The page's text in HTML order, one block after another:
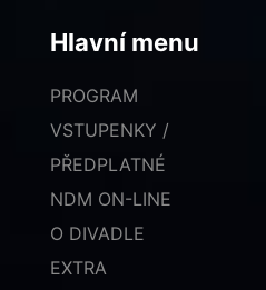
Hlavní menu
PROGRAM
VSTUPENKY /
PŘEDPLATNÉ
NDM ON-LINE
O DIVADLE
EXTRA